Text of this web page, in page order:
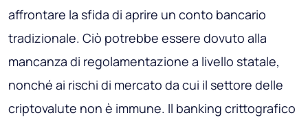
affrontare la sfida di aprire un conto bancario
tradizionale. Ciò potrebbe essere dovuto alla
mancanza di regolamentazione a livello statale,
nonché ai rischi di mercato da cui il settore delle
criptovalute non è immune. Il banking crittografico